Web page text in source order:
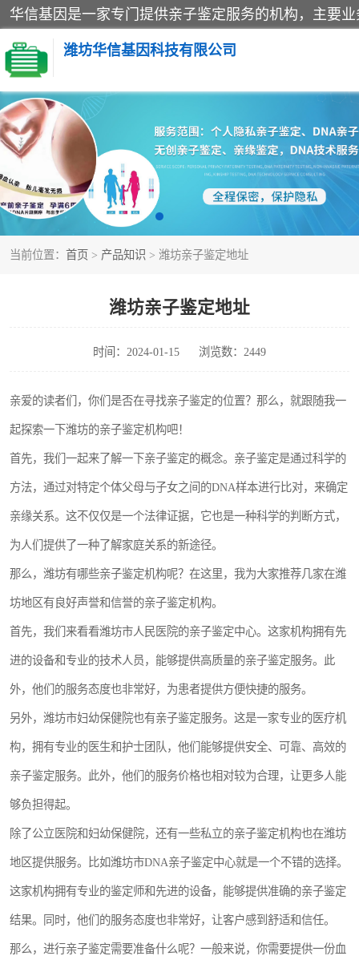
潍坊华信基因科技有限公司
当前位置： 首页 > 产品知识 > 潍坊亲子鉴定地址
潍坊亲子鉴定地址
时间：2024-01-15 浏览数：2449
亲爱的读者们，你们是否在寻找亲子鉴定的位置？那么，就跟随我一
起探索一下潍坊的亲子鉴定机构吧！
首先，我们一起来了解一下亲子鉴定的概念。亲子鉴定是通过科学的
方法，通过对特定个体父母与子女之间的DNA样本进行比对，来确定
亲缘关系。这不仅仅是一个法律证据，它也是一种科学的判断方式，
为人们提供了一种了解家庭关系的新途径。
那么，潍坊有哪些亲子鉴定机构呢？在这里，我为大家推荐几家在潍
坊地区有良好声誉和信誉的亲子鉴定机构。
首先，我们来看看潍坊市人民医院的亲子鉴定中心。这家机构拥有先
进的设备和专业的技术人员，能够提供高质量的亲子鉴定服务。此
外，他们的服务态度也非常好，为患者提供方便快捷的服务。
另外，潍坊市妇幼保健院也有亲子鉴定服务。这是一家专业的医疗机
构，拥有专业的医生和护士团队，他们能够提供安全、可靠、高效的
亲子鉴定服务。此外，他们的服务价格也相对较为合理，让更多人能
够负担得起。
除了公立医院和妇幼保健院，还有一些私立的亲子鉴定机构也在潍坊
地区提供服务。比如潍坊市DNA亲子鉴定中心就是一个不错的选择。
这家机构拥有专业的鉴定师和先进的设备，能够提供准确的亲子鉴定
结果。同时，他们的服务态度也非常好，让客户感到舒适和信任。
那么，进行亲子鉴定需要准备什么呢？一般来说，你需要提供一份血
亲子鉴定
隐私亲子鉴定
孕期亲子鉴定